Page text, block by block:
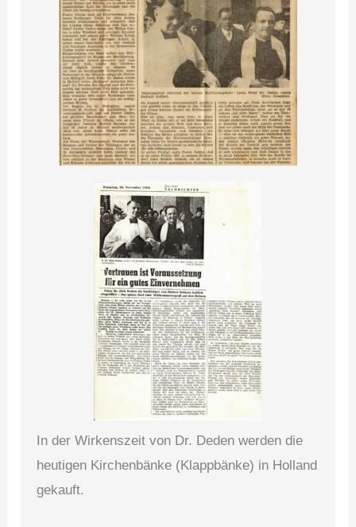
In der Wirkenszeit von Dr. Deden werden die
heutigen Kirchenbänke (Klappbänke) in Holland
gekauft.